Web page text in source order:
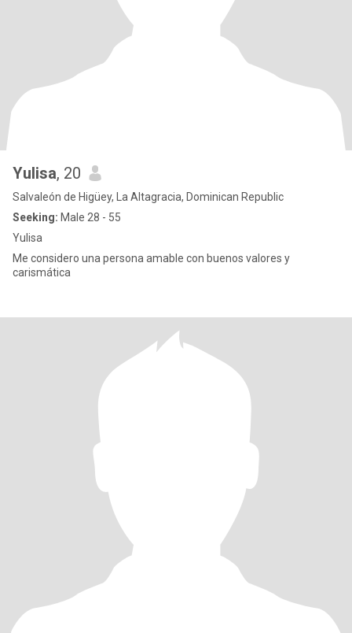
Yulisa, 20
Salvaleón de Higüey, La Altagracia, Dominican Republic
Seeking: Male 28 - 55
Yulisa
Me considero una persona amable con buenos valores y
carismática